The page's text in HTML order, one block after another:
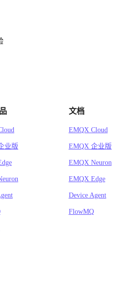
业版
文档
EMQX Cloud
EMQX 企业版
EMQX Neuron
EMQX Edge
Device Agent
FlowMQ